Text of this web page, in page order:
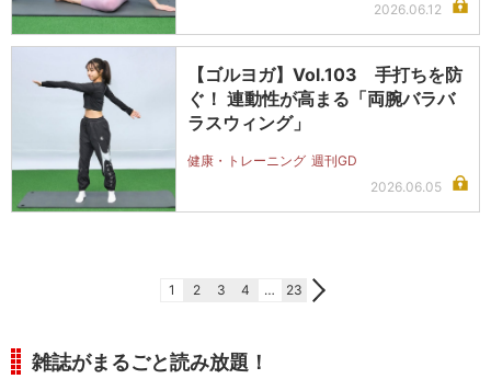
2026.06.12
【ゴルヨガ】Vol.103 手打ちを防
ぐ！ 連動性が高まる「両腕バラバ
ラスウィング」
健康・トレーニング 週刊GD
2026.06.05
1 2 3 4 … 23
雑誌がまるごと読み放題！